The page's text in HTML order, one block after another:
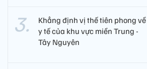
Khẳng định vị thế tiên phong về
y tế của khu vực miền Trung -
Tây Nguyên ​